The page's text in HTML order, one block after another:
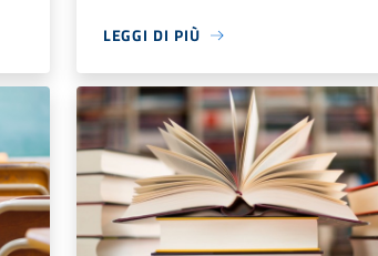
LEGGI DI PIÙ